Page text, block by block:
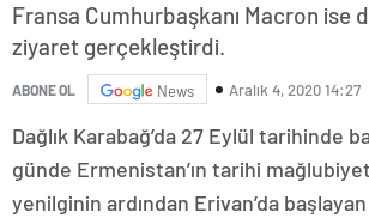
Fransa Cumhurbaşkanı Macron ise
ziyaret gerçekleştirdi.
ABONE OL News Aralık 4, 2020 14:27
Dağlık Karabağ’da 27 Eylül tarihinde
günde Ermenistan’ın tarihi
yenilginin ardından Erivan’da